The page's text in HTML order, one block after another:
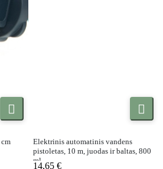
 
Elektrinis automatinis vandens
pistoletas, 10 m, juodas ir baltas, 800
ml
14,65 €